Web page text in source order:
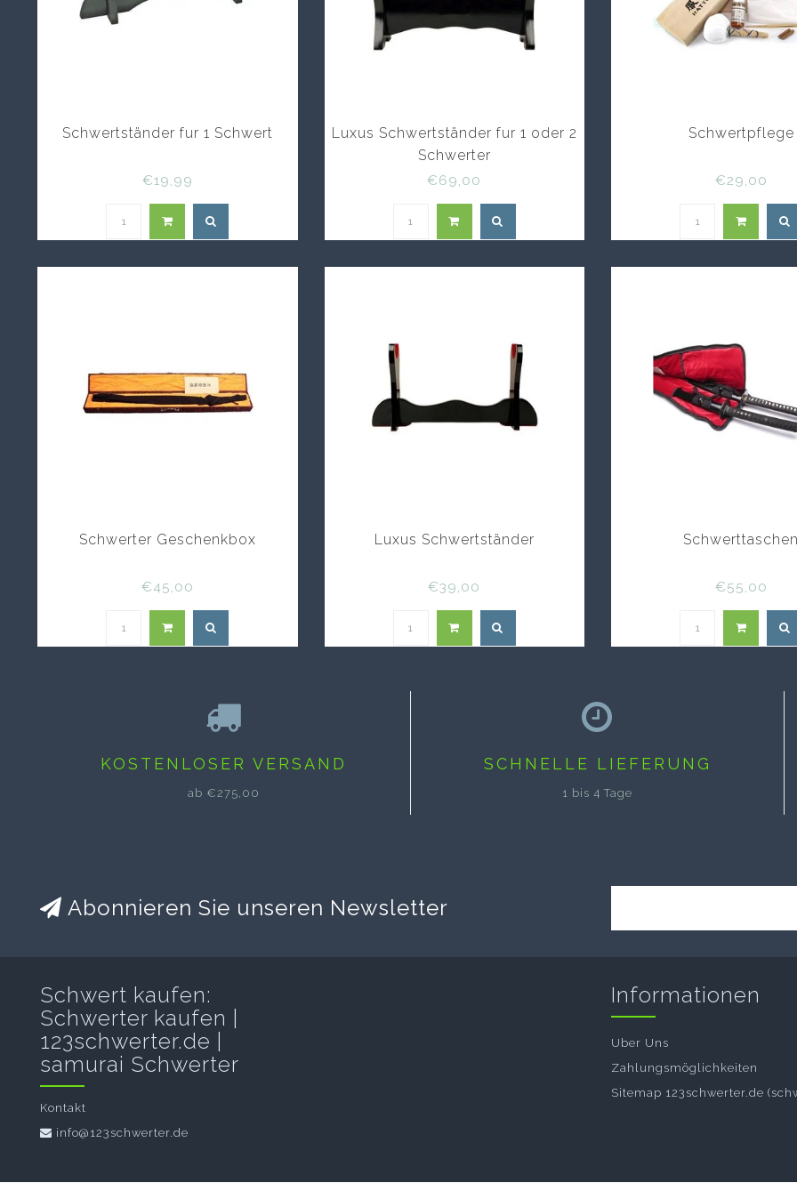
Schwertständer fur 1 Schwert
€19,99
Luxus Schwertständer fur 1 oder 2
Schwerter
€69,00
Schwertpflege
€29,00
Schwerter Geschenkbox
€45,00
Luxus Schwertständer
€39,00 €55,00
KOSTENLOSER VERSAND
ab €275,00
SCHNELLE LIEFERUNG
1 bis 4 Tage
Abonnieren Sie unseren Newsletter
Schwert kaufen:
Schwerter kaufen |
123schwerter.de |
samurai Schwerter
Kontakt
info@123schwerter.de
Informationen
Uber Uns
Zahlungsmöglichkeiten
Sitemap 123schwerter.de